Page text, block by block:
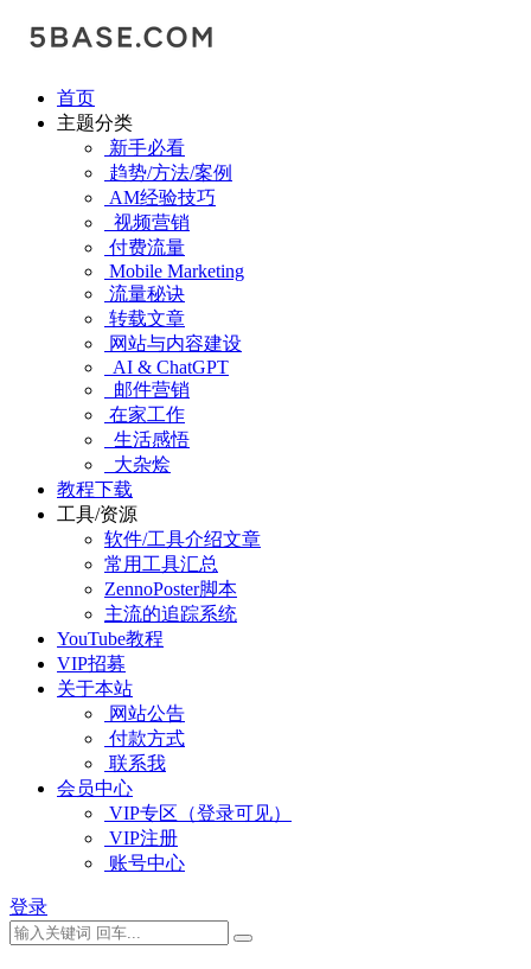
首页
主题分类
新手必看
趋势/方法/案例
AM经验技巧
视频营销
付费流量
Mobile Marketing
流量秘诀
转载文章
网站与内容建设
AI & ChatGPT
邮件营销
在家工作
生活感悟
大杂烩
教程下载
工具/资源
软件/工具介绍文章
常用工具汇总
ZennoPoster脚本
主流的追踪系统
YouTube教程
VIP招募
关于本站
网站公告
付款方式
联系我
会员中心
VIP专区（登录可见）
VIP注册
账号中心
登录